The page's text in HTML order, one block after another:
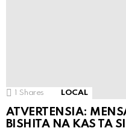
Shares LOCAL
ATVERTENSIA:
BISHITA NA KAS TA